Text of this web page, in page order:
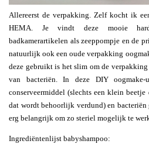
Allereerst de verpakking. Zelf kocht ik
HEMA. Je vindt deze mooie
badkamerartikelen als zeeppompje en de
natuurlijk ook een oude verpakking
deze gebruikt is het slim om de
van bacteriën. In deze DIY
conserveermiddel (slechts een klein
dat wordt behoorlijk verdund) en bacteriën
erg belangrijk om zo steriel mogelijk te
Ingrediëntenlijst babyshampoo: